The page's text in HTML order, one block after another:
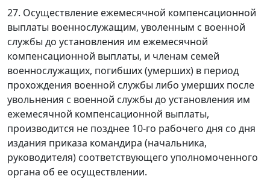
27. Осуществление ежемесячной компенсационной
выплаты военнослужащим, уволенным с военной
службы до установления им ежемесячной
компенсационной выплаты, и членам семей
военнослужащих, погибших (умерших) в период
прохождения военной службы либо умерших после
увольнения с военной службы до установления им
ежемесячной компенсационной выплаты,
производится не позднее 10-го рабочего дня со дня
издания приказа командира (начальника,
руководителя) соответствующего уполномоченного
органа об ее осуществлении.